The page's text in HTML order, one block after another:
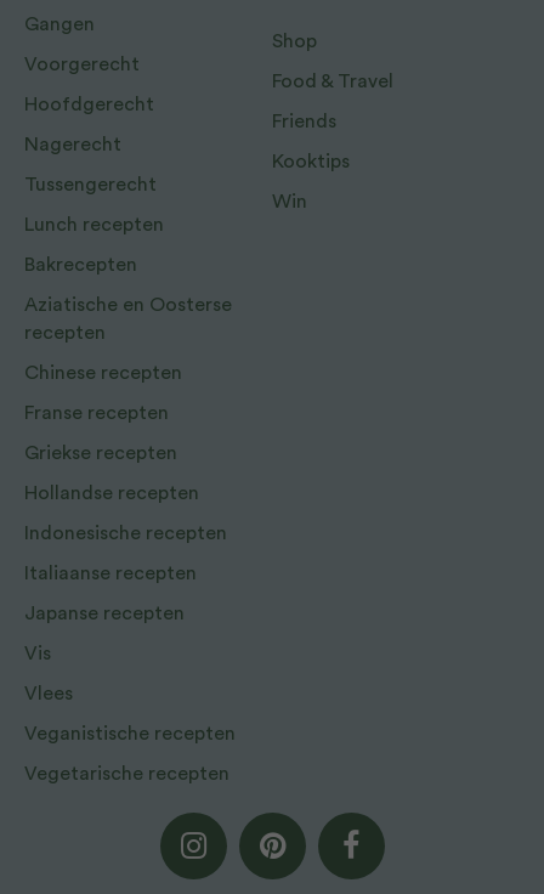
Gangen
Voorgerecht
Hoofdgerecht
Nagerecht
Tussengerecht
Lunch recepten
Bakrecepten
Aziatische en Oosterse
recepten
Chinese recepten
Franse recepten
Griekse recepten
Hollandse recepten
Indonesische recepten
Italiaanse recepten
Japanse recepten
Vis
Vlees
Veganistische recepten
Vegetarische recepten
Shop
Food & Travel
Friends
Kooktips
Win